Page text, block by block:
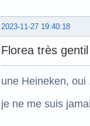
2023-11-27 19:40:18
Florea très
une Heineken,
je ne me suis